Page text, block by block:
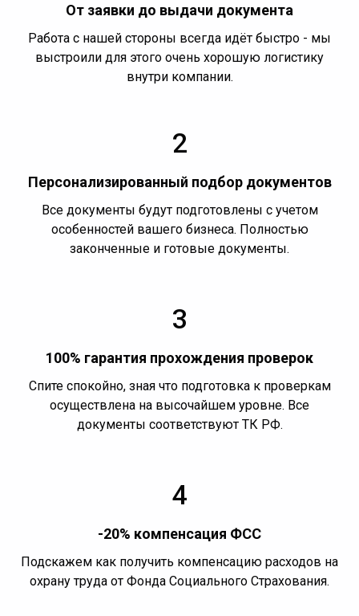
От заявки до выдачи документа
Работа с нашей стороны всегда идёт быстро - мы
выстроили для этого очень хорошую логистику
внутри компании.
2
Персонализированный подбор документов
Все документы будут подготовлены с учетом
особенностей вашего бизнеса. Полностью
законченные и готовые документы.
3
100% гарантия прохождения проверок
Спите спокойно, зная что подготовка к проверкам
осуществлена на высочайшем уровне. Все
документы соответствуют ТК РФ.
4
-20% компенсация ФСС
Подскажем как получить компенсацию расходов на
охрану труда от Фонда Социального Страхования.